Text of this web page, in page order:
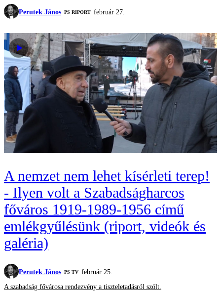
Perutek János ‎PS RIPORT február 27.
A nemzet nem lehet kísérleti terep!
- Ilyen volt a Szabadságharcos
főváros 1919-1989-1956 című
emlékgyűlésünk (riport, videók és
galéria)
Perutek János PS TV február 25.
A szabadság fővárosa rendezvény a tiszteletadásról szólt.